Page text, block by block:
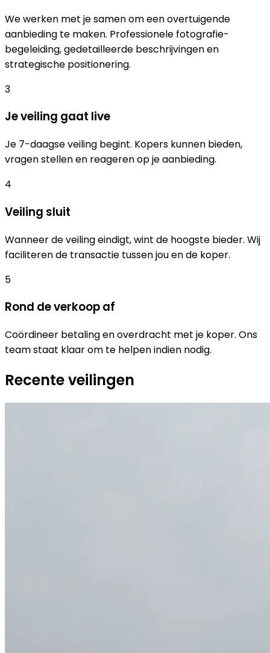
We werken met je samen om een overtuigende
aanbieding te maken. Professionele fotografie-
begeleiding, gedetailleerde beschrijvingen en
strategische positionering.
3
Je veiling gaat live
Je 7-daagse veiling begint. Kopers kunnen bieden,
vragen stellen en reageren op je aanbieding.
4
Veiling sluit
Wanneer de veiling eindigt, wint de hoogste bieder. Wij
faciliteren de transactie tussen jou en de koper.
5
Rond de verkoop af
Coördineer betaling en overdracht met je koper. Ons
team staat klaar om te helpen indien nodig.
Recente veilingen